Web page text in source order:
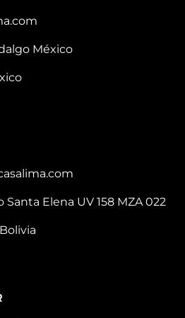
México
Santa Elena UV 158 MZA 022